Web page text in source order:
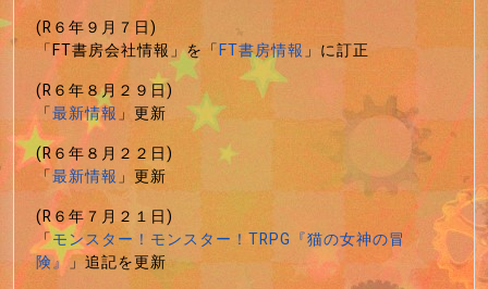
(R６年９月７日)
「FT書房会社情報」を「FT書房情報」に訂正
(R６年８月２９日)
「最新情報」更新
(R６年８月２２日)
「最新情報」更新
(R６年７月２１日)
「モンスター！モンスター！TRPG『猫の女神の冒
険』」追記を更新